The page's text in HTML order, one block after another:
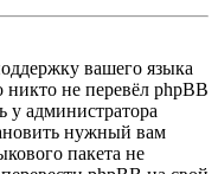
вашего языка
не перевёл phpBB
у администратора
нужный вам
пакета не